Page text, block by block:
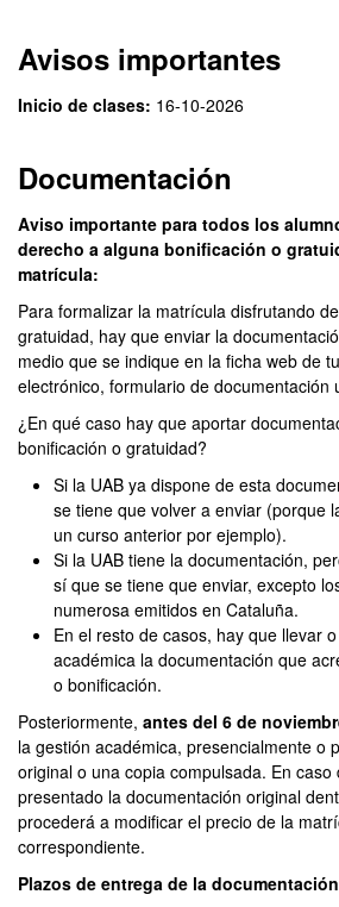
Avisos importantes
Inicio de clases: 16-10-2026
Documentación
Aviso importante para todos los
derecho a alguna bonificación o
matrícula:
Para formalizar la matrícula disfrutando
gratuidad, hay que enviar la
medio que se indique en la ficha web de
electrónico, formulario de documentación
¿En qué caso hay que aportar
bonificación o gratuidad?
Si la UAB ya dispone de esta
se tiene que volver a enviar (porque
un curso anterior por ejemplo).
Si la UAB tiene la documentación,
sí que se tiene que enviar, excepto
numerosa emitidos en Cataluña.
En el resto de casos, hay que llevar
académica la documentación que
o bonificación.
Posteriormente, antes del 6 de
la gestión académica, presencialmente o
original o una copia compulsada. En
presentado la documentación original
procederá a modificar el precio de la
correspondiente.
Plazos de entrega de la